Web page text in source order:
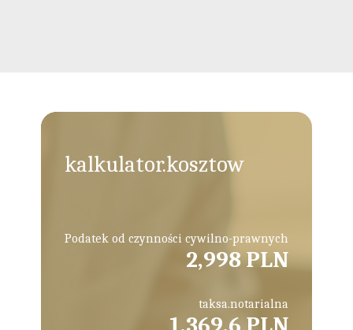
kalkulator.kosztow
Podatek od czynności cywilno-prawnych
2,998 PLN
taksa.notarialna